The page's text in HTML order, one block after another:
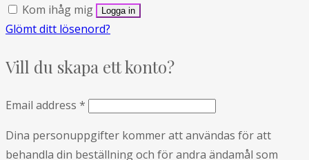
Kom ihåg mig
Glömt ditt lösenord?
Vill du skapa ett konto?
Email address *
Dina personuppgifter kommer att användas för att
behandla din beställning och för andra ändamål som